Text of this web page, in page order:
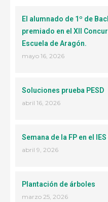
El alumnado de 1º de
premiado en el XII
Escuela de Aragón.
mayo 16, 2026
Soluciones prueba PESD
abril 16, 2026
Semana de la FP en el
abril 9, 2026
Plantación de árboles
marzo 25, 2026